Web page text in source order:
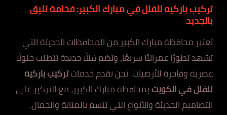
تركيب باركيه للفلل في مبارك الكبير: فخامة تليق
بالجديد
تعتبر محافظة مبارك الكبير من المحافظات الحديثة التي
تشهد تطورًا عمرانيًا سريعًا، وتضم فللًا جديدة تتطلب حلولًا
عصرية وفاخرة للأرضيات. نحن نقدم خدماتتركيب باركيه
للفلل في الكويتبمحافظة مبارك الكبير، مع التركيز على
التصاميم الحديثة والأنواع التي تتسم بالمتانة والجمال.